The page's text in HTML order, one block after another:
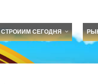
СТРОИИМ СЕГОДНЯ